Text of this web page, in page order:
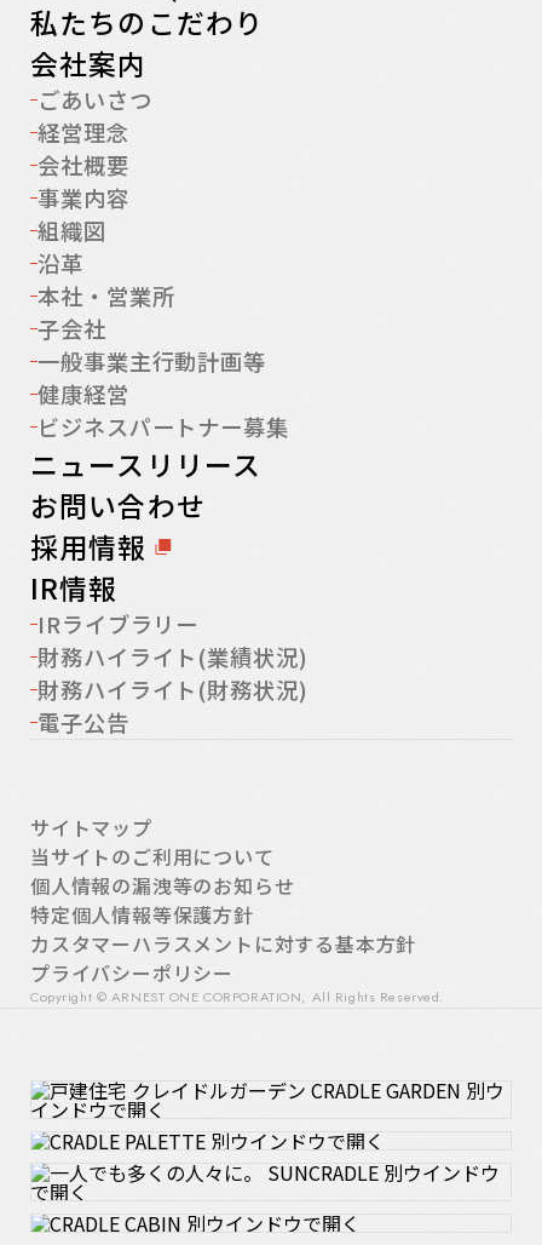
私たちのこだわり
会社案内
ごあいさつ
経営理念
会社概要
事業内容
組織図
沿革
本社・営業所
子会社
一般事業主行動計画等
健康経営
ビジネスパートナー募集
ニュースリリース
お問い合わせ
採用情報
IR情報
IRライブラリー
財務ハイライト(業績状況)
財務ハイライト(財務状況)
電子公告
サイトマップ
当サイトのご利用について
個人情報の漏洩等のお知らせ
特定個人情報等保護方針
カスタマーハラスメントに対する基本方針
プライバシーポリシー
Copyright © ARNEST ONE CORPORATION, All Rights Reserved.